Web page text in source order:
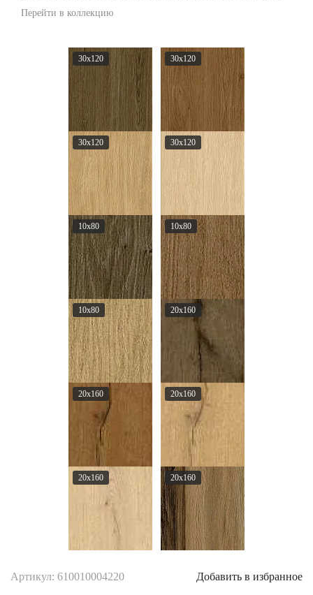
Перейти в коллекцию
30x120 30x120
30x120 30x120
10x80 10x80
10x80 20x160
20x160 20x160
20x160 20x160
Артикул: 610010004220 Добавить в избранное